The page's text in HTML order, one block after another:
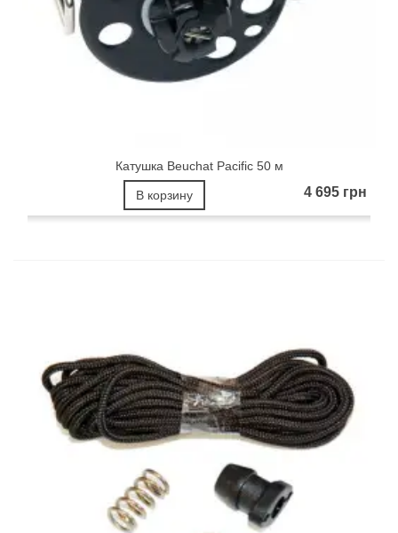
Катушка Beuchat Pacific 50 м
4 695 грн
В корзину